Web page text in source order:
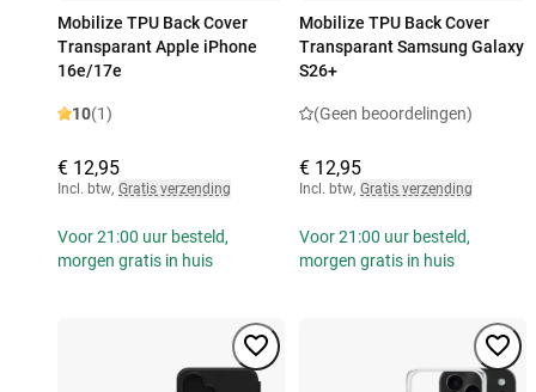
Mobilize TPU Back Cover
Transparant Apple iPhone
16e/17e
10(1)
€ 12,95
Incl. btw, Gratis verzending
Voor 21:00 uur besteld,
morgen gratis in huis
Mobilize TPU Back Cover
Transparant Samsung Galaxy
S26+
(Geen beoordelingen)
€ 12,95
Incl. btw, Gratis verzending
Voor 21:00 uur besteld,
morgen gratis in huis